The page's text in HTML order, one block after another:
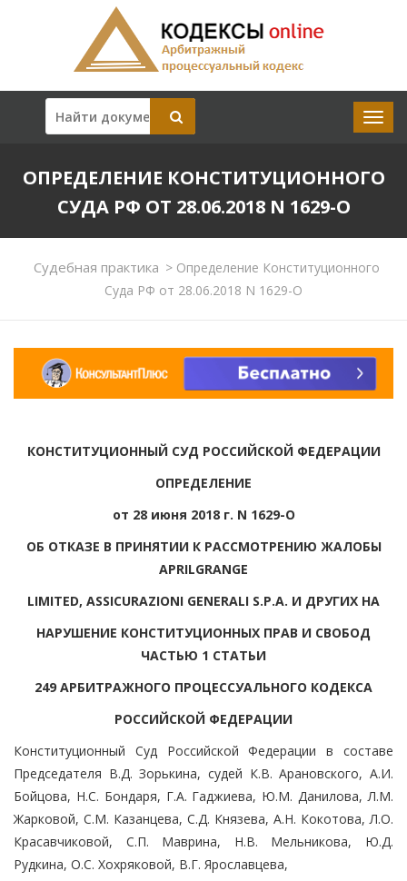
ОПРЕДЕЛЕНИЕ КОНСТИТУЦИОННОГО
СУДА РФ ОТ 28.06.2018 N 1629-О
Судебная практика > Определение Конституционного
Суда РФ от 28.06.2018 N 1629-О
КОНСТИТУЦИОННЫЙ СУД РОССИЙСКОЙ ФЕДЕРАЦИИ
ОПРЕДЕЛЕНИЕ
от 28 июня 2018 г. N 1629-О
ОБ ОТКАЗЕ В ПРИНЯТИИ К РАССМОТРЕНИЮ ЖАЛОБЫ
APRILGRANGE
LIMITED, ASSICURAZIONI GENERALI S.P.A. И ДРУГИХ НА
НАРУШЕНИЕ КОНСТИТУЦИОННЫХ ПРАВ И СВОБОД
ЧАСТЬЮ 1 СТАТЬИ
249 АРБИТРАЖНОГО ПРОЦЕССУАЛЬНОГО КОДЕКСА
РОССИЙСКОЙ ФЕДЕРАЦИИ
Конституционный Суд Российской Федерации в составе
Председателя В.Д. Зорькина, судей К.В. Арановского, А.И.
Бойцова, Н.С. Бондаря, Г.А. Гаджиева, Ю.М. Данилова, Л.М.
Жарковой, С.М. Казанцева, С.Д. Князева, А.Н. Кокотова, Л.О.
Красавчиковой, С.П. Маврина, Н.В. Мельникова, Ю.Д.
Рудкина, О.С. Хохряковой, В.Г. Ярославцева,